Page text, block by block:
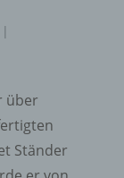
|
über
Ständer